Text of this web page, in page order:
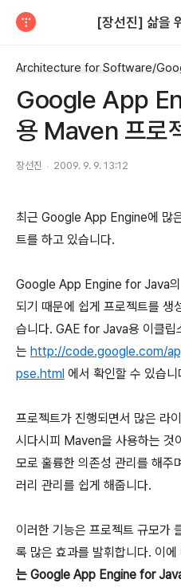
[장선진] 삶을
Google App
용 Maven 프로
장선진 2009. 9. 9. 13:12
최근 Google App Engine에 많
트를 하고 있습니다.
Google App Engine for Java의
되기 때문에 쉽게 프로젝트를 생
습니다. GAE for Java용 이클립
는 http://code.google.com/
pse.html 에서 확인할 수 있습니
프로젝트가 진행되면서 많은 라
시다시피 Maven을 사용하는 것
모로 훌륭한 의존성 관리를 해주
러리 관리를 쉽게 해줍니다.
이러한 기능은 프로젝트 규모가
록 많은 효과를 발휘합니다. 이에
는 Google App Engine for